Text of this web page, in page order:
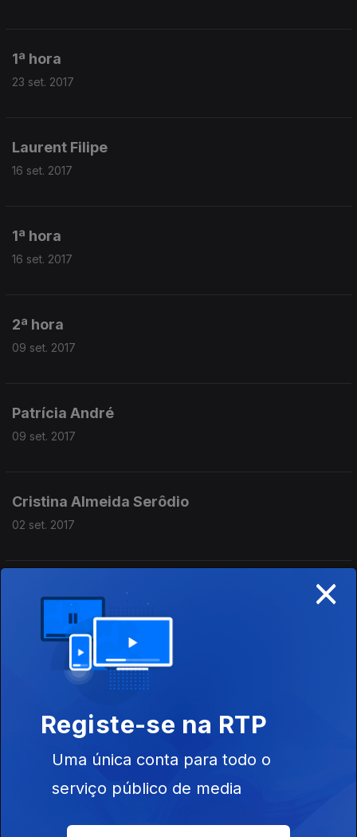
1ª hora
23 set. 2017
Laurent Filipe
16 set. 2017
1ª hora
16 set. 2017
2ª hora
09 set. 2017
Patrícia André
09 set. 2017
Cristina Almeida Serôdio
02 set. 2017
02 set. 2017
Emissão ao vivo no Mosteiro de Santa-Clara-
Abreu
26 ago. 2017
a-Velha, em Coimbra Convidada da 1ª hora: Né
×
Registe-se na RTP
Uma única conta para todo o
serviço público de media